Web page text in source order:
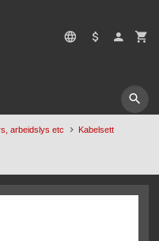
arbeidslys etc Kabelsett